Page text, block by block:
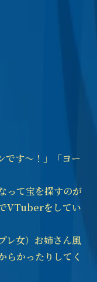
です～！」「ヨー
って宝を探すのが
VTuberをしてい
レ女）お姉さん風
らかったりしてく